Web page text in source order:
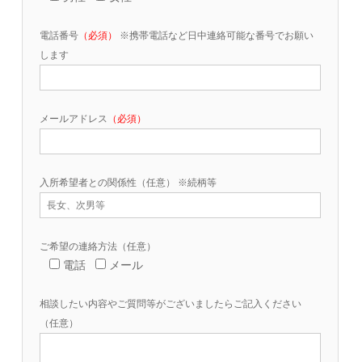
電話番号 （必須）
※携帯電話など日中連絡可能な番号でお願い
します
メールアドレス （必須）
入所希望者との関係性（任意） ※続柄等
ご希望の連絡方法（任意）
電話 メール
相談したい内容やご質問等がございましたらご記入ください
（任意）